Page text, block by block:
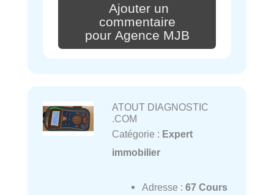
Ajouter un
commentaire
pour Agence MJB
ATOUT DIAGNOSTIC
.COM
Catégorie : Expert
immobilier
Adresse : 67 Cours